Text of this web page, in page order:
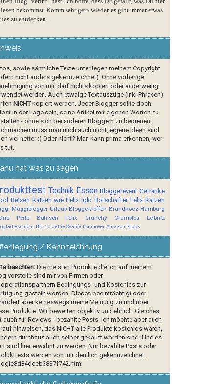
bekommst. Komm sehr gern wieder, es gibt immer etwas
zu entdecken.
sowie sämtliche Texte unterliegen meinem Copyright
nicht anders gekennzeichnet). Ohne vorherige
von mir, darf nichts kopiert oder anderweitig
werden. Auch etwaige Textauszüge (inkl Phrasen)
NICHTkopiert werden. Jeder Blogger sollte doch
in der Lage sein, seine Artikel mit eigenen Worten zu
- ohne sich bei anderen Bloggern zu bedienen.
muss man mich auch nicht, eigene Ideen sind
viel netter ;) Oder nicht? Man kann prima erkennen, wer
tut.
hat was zu sagen
Technik Essen Bloggerevent Getränke
Reisen Katzen wie Felix Iglo Botschafter Felix Katzen
Maggiblogger Urlaub Bloggertreffen Brandnooz Hamburg
Perle
Bahlsen Felix Crunchy Crumbles Leibniz
Bio 10 Jahre Sealife Hannover Amazon Shops
/ Kennzeichnung
beachten:Die meisten Produkte die ich auf meinem
vorstelle sind mir von Firmen oder
Bedingungs- und Kostenlos zur
gestellt worden. Dieses beeinträchtigt oder
aber keineswegs meine Meinung zu und über
Produkte. Wir bewerten objektiv und ehrlich. Gleiches
auch für Reviews - bezahlte Posts. Ich möchte aber auch
hinweisen, das NICHT alle Produkte kostenlos waren,
durchaus auch selber gekauft worden sind. Und es
sind hier erwähnt zu werden. Nur bezahlte Posts oder
werden von mir deutlich gekennzeichnet.